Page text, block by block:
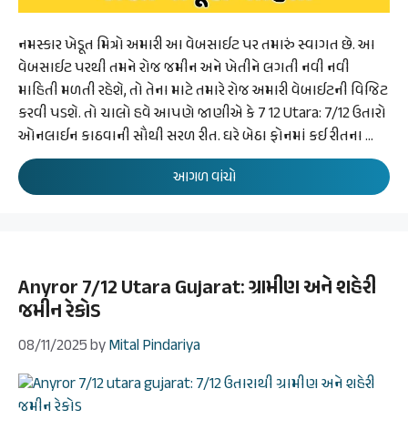
નમસ્કાર ખેડૂત મિત્રો અમારી આ વેબસાઈટ પર તમારું સ્વાગત છે. આ
વેબસાઈટ પરથી તમને રોજ જમીન અને ખેતીને લગતી નવી નવી
માહિતી મળતી રહેશે, તો તેના માટે તમારે રોજ અમારી વેબાઈટની વિજિટ
કરવી પડશે. તો ચાલો હવે આપણે જાણીએ કે 7 12 Utara: 7/12 ઉતારો
ઓનલાઈન કાઠવાની સૌથી સરળ રીત. ઘરે બેઠા ફોનમાં કઈ રીતના …
આગળ વાંચો
Anyror 7/12 Utara Gujarat: ગ્રામીણ અને શહેરી
જમીન રેકોડ
08/11/2025byMital Pindariya